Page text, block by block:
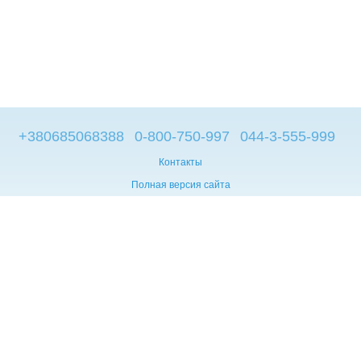
+380685068388 0-800-750-997 044-3-555-999
Контакты
Полная версия сайта